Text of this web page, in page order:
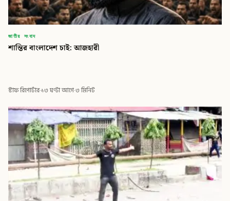
জাতীয় সংবাদ
শান্তির বাংলাদেশ চাই: আজহারী
স্টাফ রিপোর্টার·১৩ ঘণ্টা আগে·৩ মিনিট